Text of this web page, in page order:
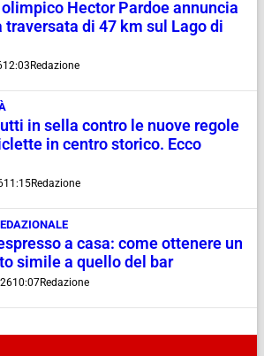
olimpico Hector Pardoe annuncia
traversata di 47 km sul Lago di
12:03 Redazione
in sella contro le nuove regole
in centro storico. Ecco
11:15Redazione
a casa: come ottenere un
simile a quello del bar
10:07Redazione